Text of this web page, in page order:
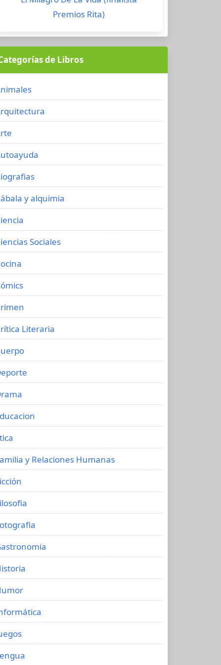
Premios Rita)
de Libros
y alquimia
Sociales
Literaria
y Relaciones Humanas